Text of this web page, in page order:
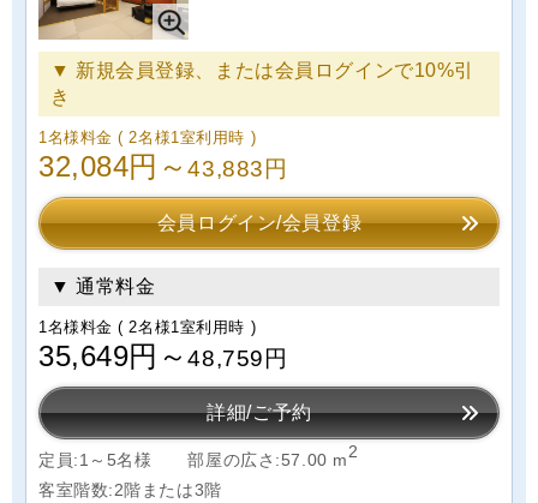
▼ 新規会員登録、または会員ログインで10%引
き
1名様料金( 2名様1室利用時 )
32,084円～43,883円
会員ログイン/会員登録
▼ 通常料金
1名様料金( 2名様1室利用時 )
35,649円～48,759円
詳細/ご予約
定員:1～5名様 部屋の広さ:57.00 m 2
客室階数:2階または3階